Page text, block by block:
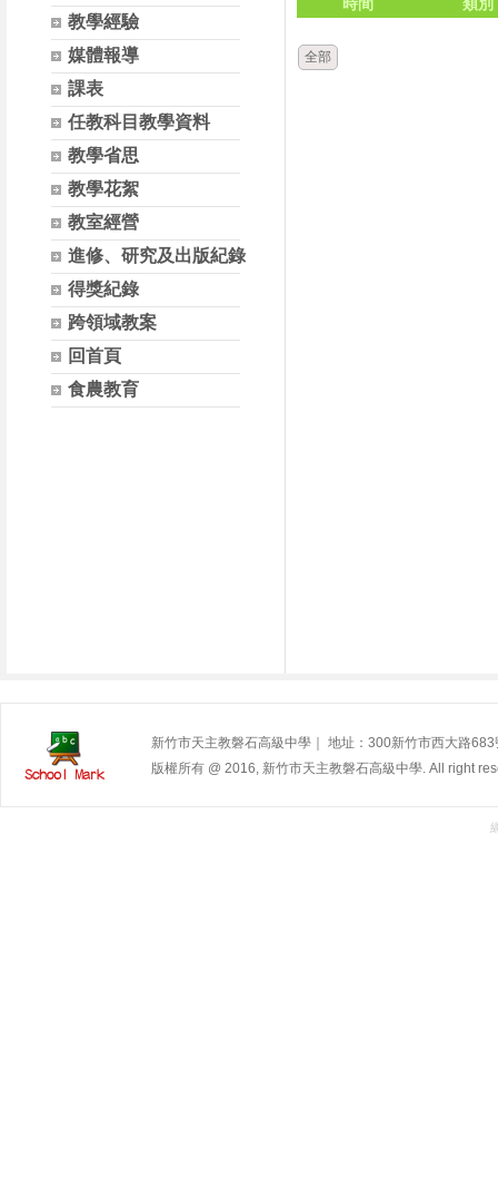
教學經驗
媒體報導
課表
任教科目教學資料
教學省思
教學花絮
教室經營
進修、研究及出版紀錄
得獎紀錄
跨領域教案
回首頁
食農教育
全部
新竹市天主教磐石高級中學｜ 地址：300新竹市西大路
版權所有 @ 2016, 新竹市天主教磐石高級中學. All right